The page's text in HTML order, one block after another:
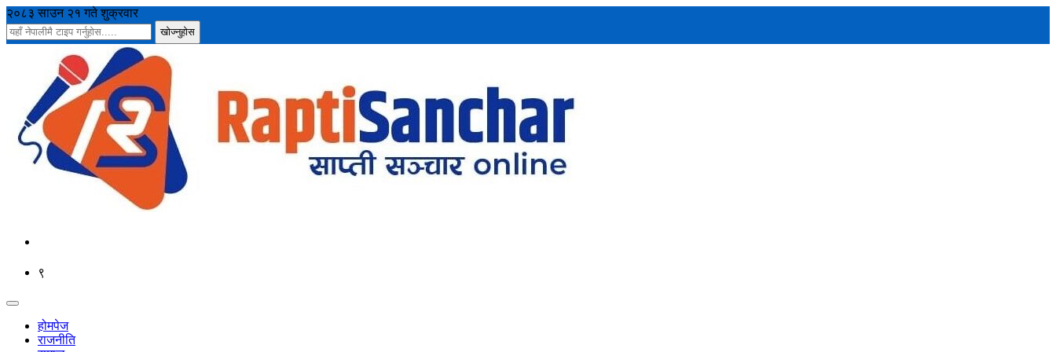
२०८३ साउन २१ गते शुक्रवार
९
होमपेज
राजनीति